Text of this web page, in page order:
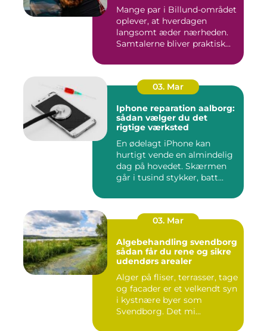
Mange par i Billund-området
oplever, at hverdagen
langsomt æder nærheden.
Samtalerne bliver praktisk...
03. Mar
Iphone reparation aalborg:
sådan vælger du det
rigtige værksted
En ødelagt iPhone kan
hurtigt vende en almindelig
dag på hovedet. Skærmen
går i tusind stykker, batt...
03. Mar
Algebehandling svendborg
sådan får du rene og sikre
udendørs arealer
Alger på fliser, terrasser, tage
og facader er et velkendt syn
i kystnære byer som
Svendborg. Det mi...